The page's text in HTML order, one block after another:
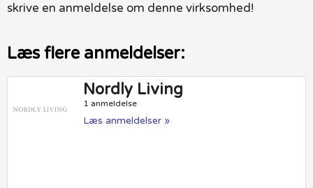
skrive en anmeldelse om denne virksomhed!
Læs flere anmeldelser:
Nordly Living
1 anmeldelse
Læs anmeldelser »